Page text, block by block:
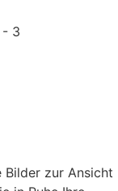
Bilder zur Ansicht